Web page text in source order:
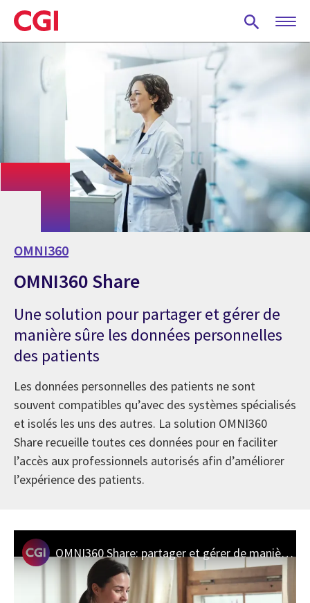
Skip
to
main
content
OMNI360
OMNI360 Share
Une solution pour partager et gérer de
manière sûre les données personnelles
des patients
Les données personnelles des patients ne sont
souvent compatibles qu’avec des systèmes spécialisés
et isolés les uns des autres. La solution OMNI360
Share recueille toutes ces données pour en faciliter
l’accès aux professionnels autorisés afin d’améliorer
l’expérience des patients.
OMNI360 Share: partager et gérer de manière sûre les données personnelles des patients